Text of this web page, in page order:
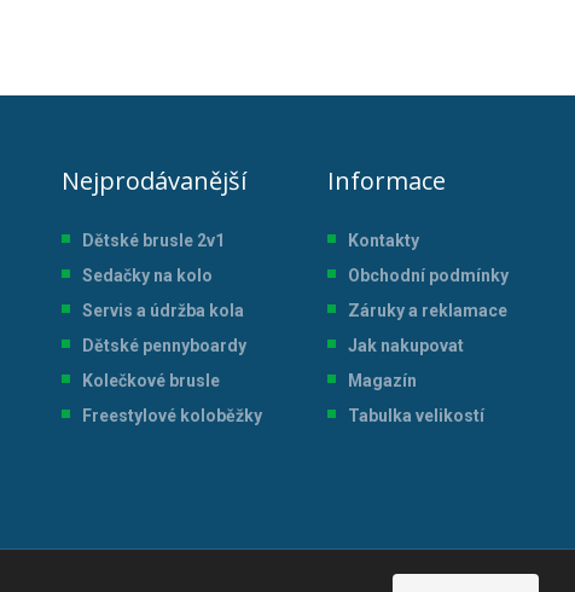
Nejprodávanější
Dětské brusle 2v1
Sedačky na kolo
Servis a údržba kola
Dětské pennyboardy
Kolečkové brusle
Freestylové koloběžky
Informace
Kontakty
Obchodní podmínky
Záruky a reklamace
Jak nakupovat
Magazín
Tabulka velikostí